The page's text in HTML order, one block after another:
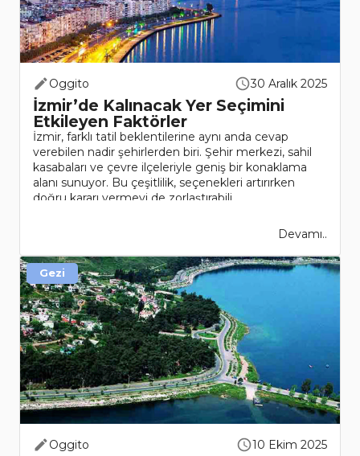
Oggito 30 Aralık 2025
İzmir’de Kalınacak Yer Seçimini
Etkileyen Faktörler
İzmir, farklı tatil beklentilerine aynı anda cevap
verebilen nadir şehirlerden biri. Şehir merkezi, sahil
kasabaları ve çevre ilçeleriyle geniş bir konaklama
alanı sunuyor. Bu çeşitlilik, seçenekleri artırırken
doğru kararı vermeyi de zorlaştırabili..
Devamı..
Oggito 10 Ekim 2025
Gezi